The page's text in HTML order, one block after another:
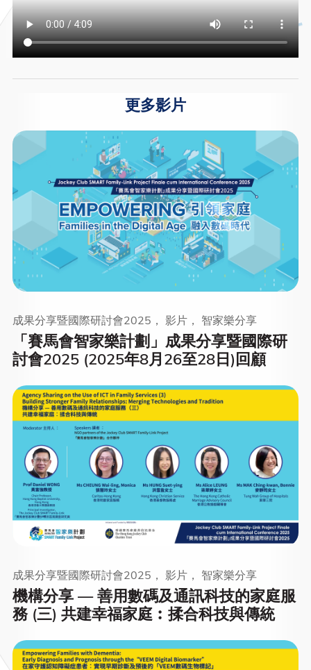
更多影片
「賽馬會智家樂計劃」成果分享暨國際研
討會2025 (2025年8月26至28日)回顧
成果分享暨國際研討會2025， 影片， 智家樂分享
機構分享 — 善用數碼及通訊科技的家庭服
務 (三) 共建幸福家庭︰揉合科技與傳統
成果分享暨國際研討會2025， 影片， 智家樂分享